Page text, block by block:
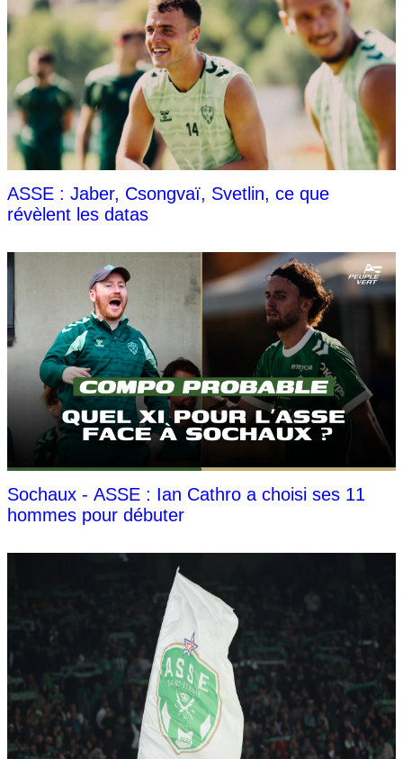
ASSE : Jaber, Csongvaï, Svetlin, ce que
révèlent les datas
Sochaux - ASSE : Ian Cathro a choisi ses 11
hommes pour débuter